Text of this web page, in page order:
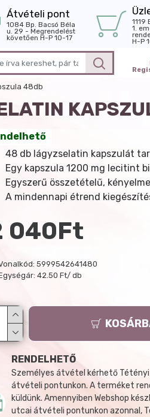
Átvételi pont
1084 Bp. Bacsó Béla
u. 29 - Megrendelést
követően H-P 10-17
1119
1.
H-P
48db
5999542641480
42.50 Ft/ db
040Ft
48 db lágyzselatin kapszulát
Egy kapszula 1200 mg lecitint
Egyszerű összetételű,
A mindennapi étrend
RENDELHETŐ
Személyes átvétel kérhető
átvételi pontunkon. A terméket
küldünk. Amennyiben Webshop
utcai átvételi pontunkon azonnal,